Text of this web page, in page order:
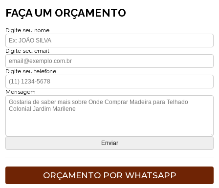
FAÇA UM ORÇAMENTO
Digite seu nome
Digite seu email
Digite seu telefone
Mensagem
ORÇAMENTO POR WHATSAPP